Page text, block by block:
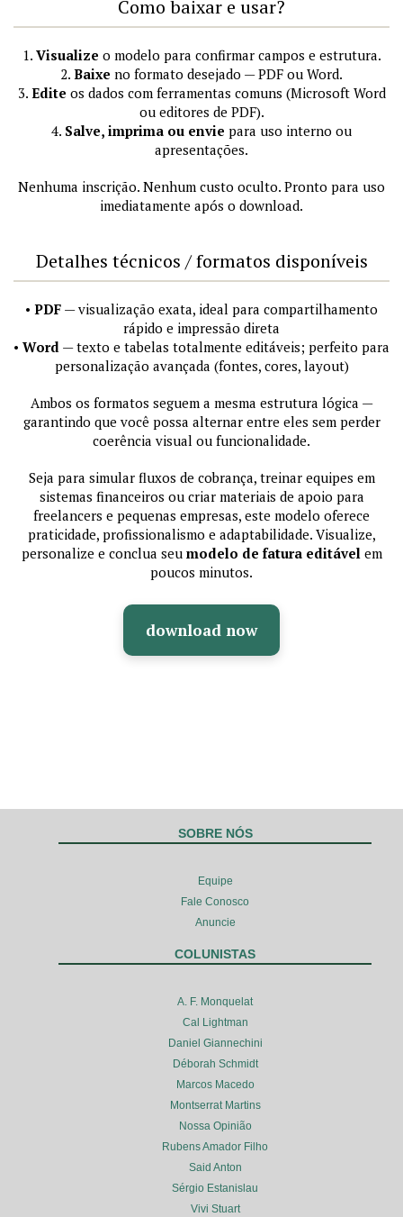
Como baixar e usar?
1. Visualize o modelo para confirmar campos e estrutura.
2. Baixe no formato desejado — PDF ou Word.
3. Edite os dados com ferramentas comuns (Microsoft Word
ou editores de PDF).
4. Salve, imprima ou envie para uso interno ou
apresentações.
Nenhuma inscrição. Nenhum custo oculto. Pronto para uso
imediatamente após o download.
Detalhes técnicos / formatos disponíveis
• PDF — visualização exata, ideal para compartilhamento
rápido e impressão direta
• Word — texto e tabelas totalmente editáveis; perfeito para
personalização avançada (fontes, cores, layout)
Ambos os formatos seguem a mesma estrutura lógica —
garantindo que você possa alternar entre eles sem perder
coerência visual ou funcionalidade.
Seja para simular fluxos de cobrança, treinar equipes em
sistemas financeiros ou criar materiais de apoio para
freelancers e pequenas empresas, este modelo oferece
praticidade, profissionalismo e adaptabilidade. Visualize,
personalize e conclua seu modelo de fatura editável em
poucos minutos.
download now
SOBRE NÓS
Equipe
Fale Conosco
Anuncie
COLUNISTAS
A. F. Monquelat
Cal Lightman
Daniel Giannechini
Déborah Schmidt
Marcos Macedo
Montserrat Martins
Nossa Opinião
Rubens Amador Filho
Said Anton
Sérgio Estanislau
Vivi Stuart